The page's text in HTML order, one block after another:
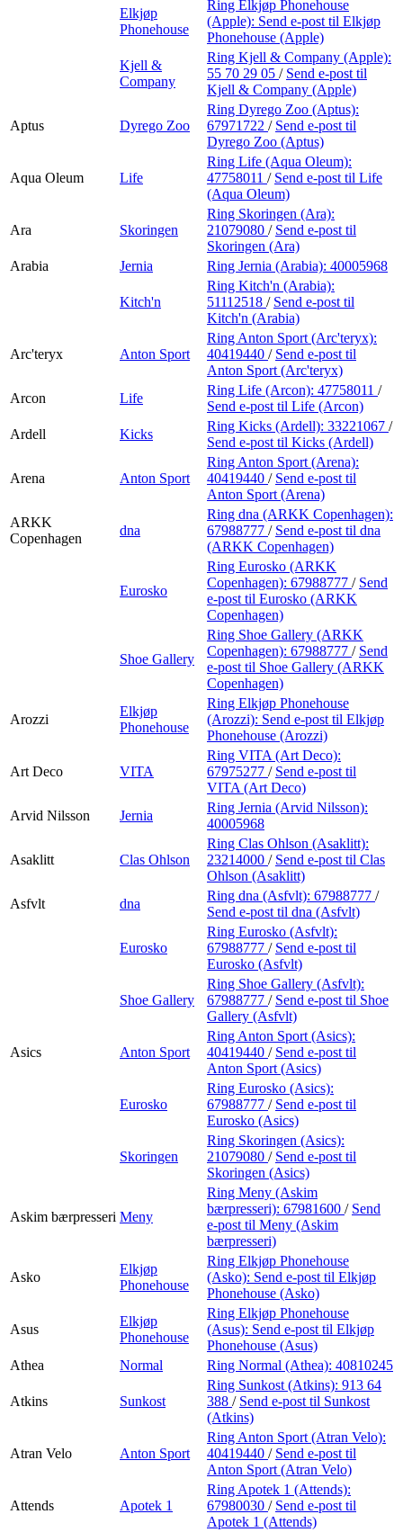
Elkjøp
Phonehouse
Ring Elkjøp Phonehouse
(Apple): Send e-post til Elkjøp
Phonehouse (Apple)
Kjell &
Company
Ring Kjell & Company (Apple):
55 70 29 05 / Send e-post til
Kjell & Company (Apple)
Aptus Dyrego Zoo
Ring Dyrego Zoo (Aptus):
67971722 / Send e-post til
Dyrego Zoo (Aptus)
Aqua Oleum Life
Ring Life (Aqua Oleum):
47758011 / Send e-post til Life
(Aqua Oleum)
Ara Skoringen
Ring Skoringen (Ara):
21079080 / Send e-post til
Skoringen (Ara)
Arabia
Jernia Ring Jernia (Arabia): 40005968
Kitch'n
Ring Kitch'n (Arabia):
51112518 / Send e-post til
Kitch'n (Arabia)
Arc'teryx Anton Sport
Ring Anton Sport (Arc'teryx):
40419440 / Send e-post til
Anton Sport (Arc'teryx)
Arcon
Life
Ring Life (Arcon): 47758011 /
Send e-post til Life (Arcon)
Ardell
Kicks
Ring Kicks (Ardell): 33221067 /
Send e-post til Kicks (Ardell)
Arena Anton Sport
Ring Anton Sport (Arena):
40419440 / Send e-post til
Anton Sport (Arena)
ARKK
Copenhagen
dna
Ring dna (ARKK Copenhagen):
67988777 / Send e-post til dna
(ARKK Copenhagen)
Eurosko
Ring Eurosko (ARKK
Copenhagen): 67988777 / Send
e-post til Eurosko (ARKK
Copenhagen)
Shoe Gallery
Ring Shoe Gallery (ARKK
Copenhagen): 67988777 / Send
e-post til Shoe Gallery (ARKK
Copenhagen)
Arozzi
Elkjøp
Phonehouse
Ring Elkjøp Phonehouse
(Arozzi): Send e-post til Elkjøp
Phonehouse (Arozzi)
Art Deco VITA
Ring VITA (Art Deco):
67975277 / Send e-post til
VITA (Art Deco)
Arvid Nilsson
Jernia
Ring Jernia (Arvid Nilsson):
40005968
Asaklitt Clas Ohlson
Ring Clas Ohlson (Asaklitt):
23214000 / Send e-post til Clas
Ohlson (Asaklitt)
Asfvlt
dna
Ring dna (Asfvlt): 67988777 /
Send e-post til dna (Asfvlt)
Eurosko
Ring Eurosko (Asfvlt):
67988777 / Send e-post til
Eurosko (Asfvlt)
Shoe Gallery
Ring Shoe Gallery (Asfvlt):
67988777 / Send e-post til Shoe
Gallery (Asfvlt)
Asics Anton Sport
Ring Anton Sport (Asics):
40419440 / Send e-post til
Anton Sport (Asics)
Eurosko
Ring Eurosko (Asics):
67988777 / Send e-post til
Eurosko (Asics)
Skoringen
Ring Skoringen (Asics):
21079080 / Send e-post til
Skoringen (Asics)
Askim bærpresseri Meny
Ring Meny (Askim
bærpresseri): 67981600 / Send
e-post til Meny (Askim
bærpresseri)
Asko
Elkjøp
Phonehouse
Ring Elkjøp Phonehouse
(Asko): Send e-post til Elkjøp
Phonehouse (Asko)
Asus
Elkjøp
Phonehouse
Ring Elkjøp Phonehouse
(Asus): Send e-post til Elkjøp
Phonehouse (Asus)
Athea
Normal Ring Normal (Athea): 40810245
Atkins Sunkost
Ring Sunkost (Atkins): 913 64
388 / Send e-post til Sunkost
(Atkins)
Atran Velo Anton Sport
Ring Anton Sport (Atran Velo):
40419440 / Send e-post til
Anton Sport (Atran Velo)
Attends Apotek 1
Ring Apotek 1 (Attends):
67980030 / Send e-post til
Apotek 1 (Attends)